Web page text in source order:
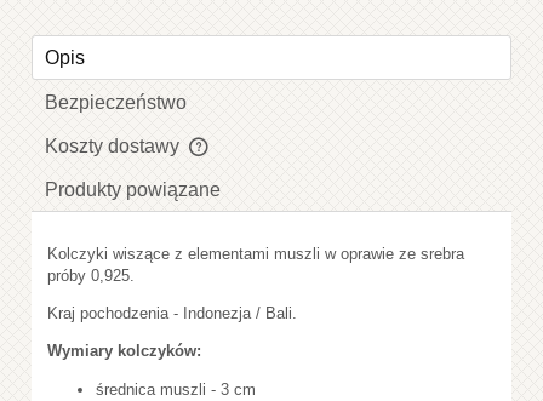
Opis
Bezpieczeństwo
Koszty dostawy
Cena nie zawiera ewentualnych kosztów płatności
Produkty powiązane
Kolczyki wiszące z elementami muszli w oprawie ze srebra
próby 0,925.
Kraj pochodzenia - Indonezja / Bali.
Wymiary kolczyków:
średnica muszli - 3 cm